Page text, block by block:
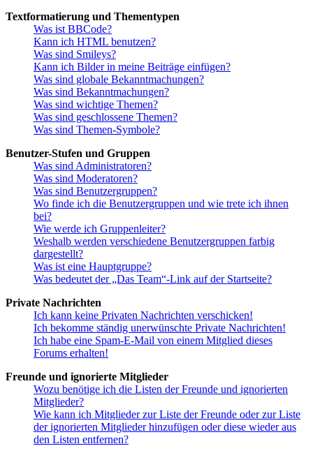
Textformatierung und Thementypen
Was ist BBCode?
Kann ich HTML benutzen?
Was sind Smileys?
Kann ich Bilder in meine Beiträge einfügen?
Was sind globale Bekanntmachungen?
Was sind Bekanntmachungen?
Was sind wichtige Themen?
Was sind geschlossene Themen?
Was sind Themen-Symbole?
Benutzer-Stufen und Gruppen
Was sind Administratoren?
Was sind Moderatoren?
Was sind Benutzergruppen?
Wo finde ich die Benutzergruppen und wie trete ich ihnen
bei?
Wie werde ich Gruppenleiter?
Weshalb werden verschiedene Benutzergruppen farbig
dargestellt?
Was ist eine Hauptgruppe?
Was bedeutet der „Das Team“-Link auf der Startseite?
Private Nachrichten
Ich kann keine Privaten Nachrichten verschicken!
Ich bekomme ständig unerwünschte Private Nachrichten!
Ich habe eine Spam-E-Mail von einem Mitglied dieses
Forums erhalten!
Freunde und ignorierte Mitglieder
Wozu benötige ich die Listen der Freunde und ignorierten
Mitglieder?
Wie kann ich Mitglieder zur Liste der Freunde oder zur Liste
der ignorierten Mitglieder hinzufügen oder diese wieder aus
den Listen entfernen?